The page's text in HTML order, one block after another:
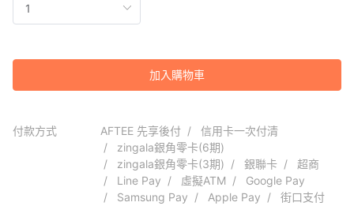
加入購物車
付款方式 AFTEE 先享後付
信用卡一次付清
zingala銀角零卡(6期)
zingala銀角零卡(3期)
銀聯卡
超商
Line Pay
虛擬ATM
Google Pay
Samsung Pay
Apple Pay
街口支付